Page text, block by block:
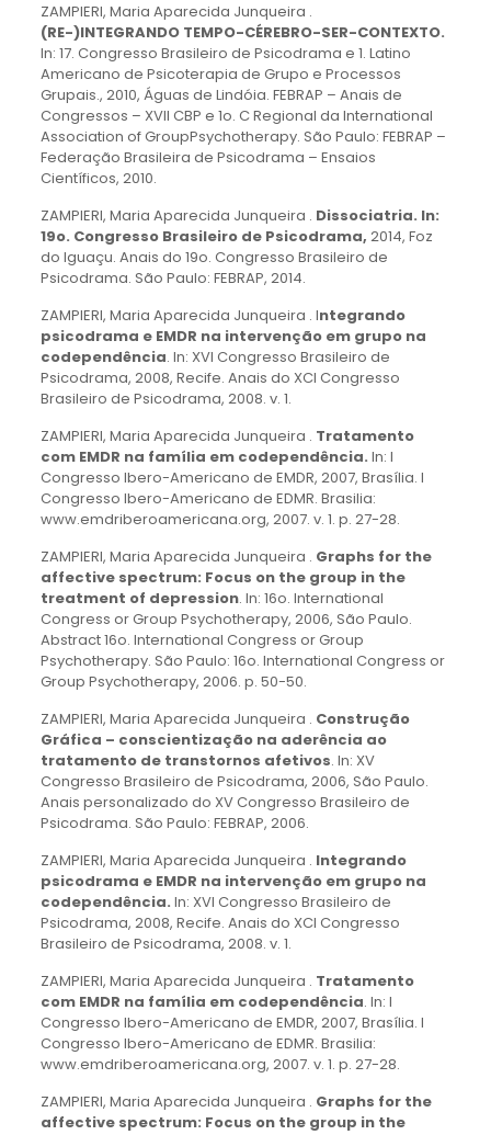
ZAMPIERI, Maria Aparecida Junqueira .
(RE-)INTEGRANDO TEMPO-CÉREBRO-SER-CONTEXTO.
In: 17. Congresso Brasileiro de Psicodrama e 1. Latino
Americano de Psicoterapia de Grupo e Processos
Grupais., 2010, Águas de Lindóia. FEBRAP – Anais de
Congressos – XVII CBP e 1o. C Regional da International
Association of GroupPsychotherapy. São Paulo: FEBRAP –
Federação Brasileira de Psicodrama – Ensaios
Científicos, 2010.
ZAMPIERI, Maria Aparecida Junqueira . Dissociatria. In:
19o. Congresso Brasileiro de Psicodrama, 2014, Foz
do Iguaçu. Anais do 19o. Congresso Brasileiro de
Psicodrama. São Paulo: FEBRAP, 2014.
ZAMPIERI, Maria Aparecida Junqueira . Integrando
psicodrama e EMDR na intervenção em grupo na
codependência. In: XVI Congresso Brasileiro de
Psicodrama, 2008, Recife. Anais do XCI Congresso
Brasileiro de Psicodrama, 2008. v. 1.
ZAMPIERI, Maria Aparecida Junqueira . Tratamento
com EMDR na família em codependência. In: I
Congresso Ibero-Americano de EMDR, 2007, Brasília. I
Congresso Ibero-Americano de EDMR. Brasilia:
www.emdriberoamericana.org, 2007. v. 1. p. 27-28.
ZAMPIERI, Maria Aparecida Junqueira . Graphs for the
affective spectrum: Focus on the group in the
treatment of depression. In: 16o. International
Congress or Group Psychotherapy, 2006, São Paulo.
Abstract 16o. International Congress or Group
Psychotherapy. São Paulo: 16o. International Congress or
Group Psychotherapy, 2006. p. 50-50.
ZAMPIERI, Maria Aparecida Junqueira . Construção
Gráfica – conscientização na aderência ao
tratamento de transtornos afetivos. In: XV
Congresso Brasileiro de Psicodrama, 2006, São Paulo.
Anais personalizado do XV Congresso Brasileiro de
Psicodrama. São Paulo: FEBRAP, 2006.
ZAMPIERI, Maria Aparecida Junqueira . Integrando
psicodrama e EMDR na intervenção em grupo na
codependência. In: XVI Congresso Brasileiro de
Psicodrama, 2008, Recife. Anais do XCI Congresso
Brasileiro de Psicodrama, 2008. v. 1.
ZAMPIERI, Maria Aparecida Junqueira . Tratamento
com EMDR na família em codependência. In: I
Congresso Ibero-Americano de EMDR, 2007, Brasília. I
Congresso Ibero-Americano de EDMR. Brasilia:
www.emdriberoamericana.org, 2007. v. 1. p. 27-28.
ZAMPIERI, Maria Aparecida Junqueira . Graphs for the
affective spectrum: Focus on the group in the